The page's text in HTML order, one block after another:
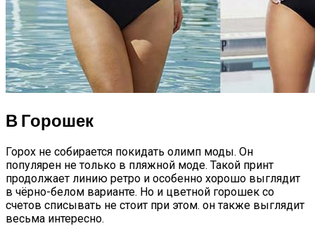
В Горошек
Горох не собирается покидать олимп моды. Он
популярен не только в пляжной моде. Такой принт
продолжает линию ретро и особенно хорошо выглядит
в чёрно-белом варианте. Но и цветной горошек со
счетов списывать не стоит при этом. он также выглядит
весьма интересно.